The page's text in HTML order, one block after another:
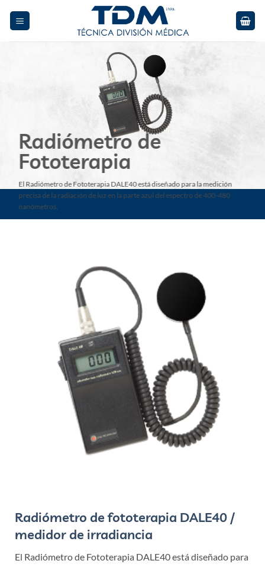
Radiómetro de
Fototerapia
El Radiómetro de Fototerapia DALE40 está diseñado para la medición
precisa de la radiación de luz en la parte azul del espectro de 400-480
nanómetros.
Radiómetro de fototerapia DALE40 /
medidor de irradiancia
El Radiómetro de Fototerapia DALE40 está diseñado para